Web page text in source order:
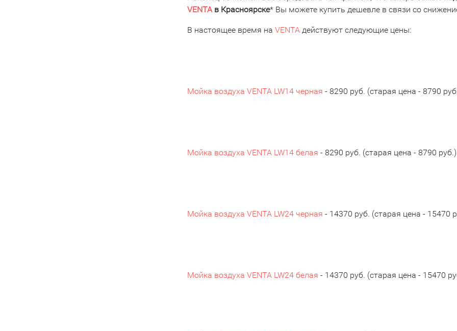
VENTAв Красноярске* Вы можете купить дешевле в связи со
В настоящее время на VENTA действуют следующие цены:
Мойка воздуха VENTA LW14 черная - 8290 руб. (старая цена - 8790
Мойка воздуха VENTA LW14 белая - 8290 руб. (старая цена - 8790 руб.)
Мойка воздуха VENTA LW24 черная - 14370 руб. (старая цена - 15470
Мойка воздуха VENTA LW24 белая - 14370 руб. (старая цена - 15470